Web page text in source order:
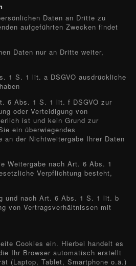
Daten an Dritte zu
aufgeführten Zwecken findet
Daten nur an Dritte weiter,
1 S. 1 lit. a DSGVO ausdrückliche
6 Abs. 1 S. 1 lit. f DSGVO zur
oder Verteidigung von
ist und kein Grund zur
ein überwiegendes
an der Nichtweitergabe Ihrer Daten
Weitergabe nach Art. 6 Abs. 1
Verpflichtung besteht,
und nach Art. 6 Abs. 1 S. 1 lit. b
von Vertragsverhältnissen mit
Cookies ein. Hierbei handelt es
Ihr Browser automatisch erstellt
(Laptop, Tablet, Smartphone o.ä.)